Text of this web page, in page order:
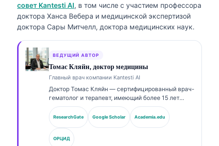
совет Kantesti AI, в том числе с участием профессора
доктора Ханса Вебера и медицинской экспертизой
доктора Сары Митчелл, доктора медицинских наук.
ВЕДУЩИЙ АВТОР
Томас Кляйн, доктор медицины
Главный врач компании Kantesti AI
Доктор Томас Кляйн — сертифицированный врач-
гематолог и терапевт, имеющий более 15 лет
опыта в лабораторной медицине и клиническом
анализе с помощью ИИ. В качестве главного
врача (Chief Medical Officer) в Kantesti AI он
осуществляет клинический надзор за
медицинской точностью запатентованной
ResearchGate Google Scholar Academia.edu
ОРЦИД